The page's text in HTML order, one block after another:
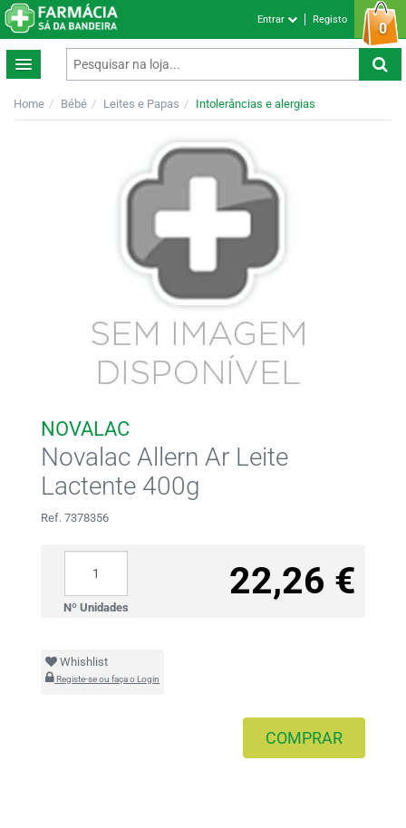
0
Entrar Registo
Home Bébé Leites e Papas Intolerâncias e alergias
NOVALAC
Novalac Allern Ar Leite
Lactente 400g
Ref. 7378356
22,26 €
Nº Unidades
Whishlist
Registe-se ou faça o Login
COMPRAR